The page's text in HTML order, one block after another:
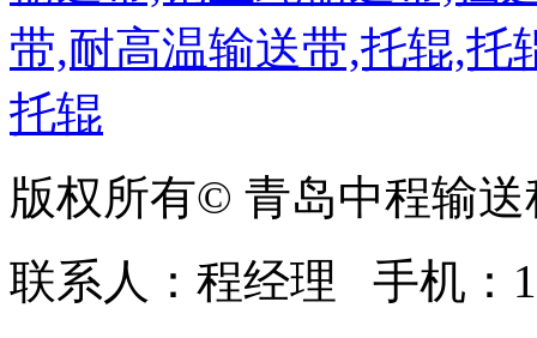
版权所有© 青岛中程输
联系人：程经理 手机：